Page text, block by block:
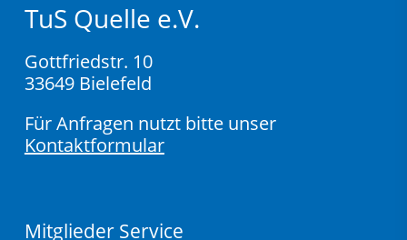
TuS Quelle e.V.
Gottfriedstr. 10
33649 Bielefeld
Für Anfragen nutzt bitte unser
Kontaktformular
Mitglieder Service